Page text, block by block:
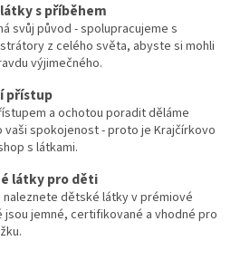
s příběhem
svůj původ - spolupracujeme s
z celého světa, abyste si mohli
výjimečného.
přístup
a ochotou poradit děláme
vaši spokojenost - proto je Krajčírkovo
s látkami.
látky pro děti
naleznete dětské látky v prémiové
jemné, certifikované a vhodné pro